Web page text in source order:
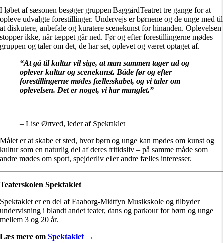
I løbet af sæsonen besøger gruppen BaggårdTeatret tre gange for at
opleve udvalgte forestillinger. Undervejs er børnene og de unge med til
at diskutere, anbefale og kuratere scenekunst for hinanden. Oplevelsen
stopper ikke, når tæppet går ned. Før og efter forestillingerne mødes
gruppen og taler om det, de har set, oplevet og været optaget af.
“At gå til kultur vil sige, at man sammen tager ud og
oplever kultur og scenekunst. Både før og efter
forestillingerne mødes fællesskabet, og vi taler om
oplevelsen. Det er noget, vi har manglet.”
– Lise Ørtved, leder af Spektaklet
Målet er at skabe et sted, hvor børn og unge kan mødes om kunst og
kultur som en naturlig del af deres fritidsliv – på samme måde som
andre mødes om sport, spejderliv eller andre fælles interesser.
Teaterskolen Spektaklet
Spektaklet er en del af Faaborg-Midtfyn Musikskole og tilbyder
undervisning i blandt andet teater, dans og parkour for børn og unge
mellem 3 og 20 år.
Læs mere om Spektaklet →